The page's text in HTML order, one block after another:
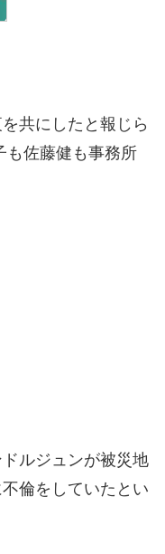
共にしたと報じら
も佐藤健も事務所
ルジュンが被災地
倫をしていたとい